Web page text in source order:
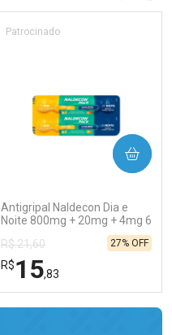
Antigripal Naldecon Dia e
Noite 800mg + 20mg + 4mg 6
Patrocinado
R$ 21,60
R$15,83
27% OFF
COMPRAR